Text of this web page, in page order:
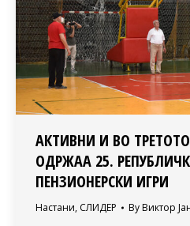
АКТИВНИ И ВО
ОДРЖАА 25.
ПЕНЗИОНЕРСКИ ИГРИ
Настани, СЛИДЕР By Виктор